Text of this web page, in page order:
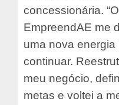
concessionária. “O
EmpreendAE me
uma nova energia
continuar.
meu negócio,
metas e voltei a